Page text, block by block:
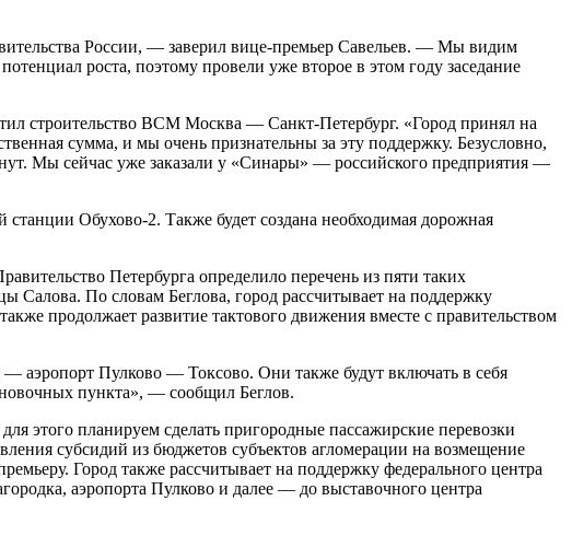
России, — заверил вице-премьер Савельев. — Мы видим
роста, поэтому провели уже второе в этом году заседание
строительство ВСМ Москва — Санкт‑Петербург. «Город принял на
сумма, и мы очень признательны за эту поддержку. Безусловно,
Мы сейчас уже заказали у «Синары» — российского предприятия —
станции Обухово-2. Также будет создана необходимая дорожная
Петербурга определило перечень из пяти таких
По словам Беглова, город рассчитывает на поддержку
продолжает развитие тактового движения вместе с правительством
аэропорт Пулково — Токсово. Они также будут включать в себя
пункта», — сообщил Беглов.
этого планируем сделать пригородные пассажирские перевозки
субсидий из бюджетов субъектов агломерации на возмещение
Город также рассчитывает на поддержку федерального центра
аэропорта Пулково и далее — до выставочного центра